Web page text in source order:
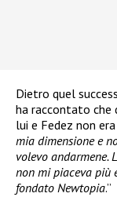
Dietro quel
ha raccontato che
lui e Fedez non
mia dimensione e
volevo andarmene.
non mi piaceva più
fondato Newtopia.”